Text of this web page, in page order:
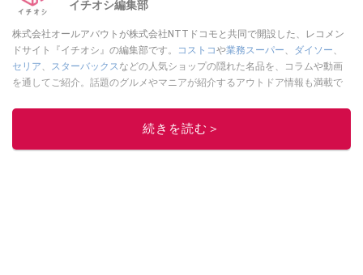
イチオシ編集部
株式会社オールアバウトが株式会社NTTドコモと共同で開設した、レコメン
ドサイト『イチオシ』の編集部です。
コストコや業務スーパー ダイソー
セリア
スターバックス などの人気ショップの隠れた名品を、コラムや動画
を通してご紹介。話題のグルメやマニアが紹介するアウトドア情報も満載で
レビューしています。毎日トレンド情報をお届けしているので、ぜひ
してください！続きを読む＞